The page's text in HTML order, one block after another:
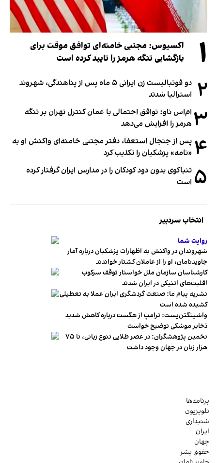
۱
اکسیوس: مجتبی خامنه‌ای توافق موقت برای
بازگشایی تنگه هرمز را تایید کرده است
۲
دو فوتبالیست زن ایرانی ۵ ماه پس از پناهندگی، شهروند
استرالیا شدند
۳ ام‌اس ناو: توافق احتمالی با عمان کنترل تهران بر تنگه
هرمز را افزایش می‌دهد
۴ پس از جنجال استعفا، دفتر مجتبی خامنه‌ای واکنش او به
«نامه» پزشکیان را تکذیب کرد
۵ تنباکوی بدون دود کودکان را در مدارس ایران گرفتار کرده
است
انتخاب سردبیر
روایت شما
شهروندان در واکنش به اظهارات پزشکیان درباره آمار
جاویدنامان، او را از عاملان کشتار خواندند
کارشناسان سازمان ملل خواستار توقف سرکوب
اقلیت‌های اتنیکی در ایران شدند
نشریه پیام ما: صنعت گردشگری ایران عملا به تعطیلی
کشیده شده است
واشینگتن‌پست: ترامپ از هگست درباره کاهش شدید
ذخایر موشکی توضیح خواست
تخمین پژوهشگران: در عصر طلایی تنوع زبانی، تا ۷۵
هزار زبان در جهان وجود داشت
برنامه‌ها
تلویزیون
شنیداری
ایران
جهان
حقوق بشر